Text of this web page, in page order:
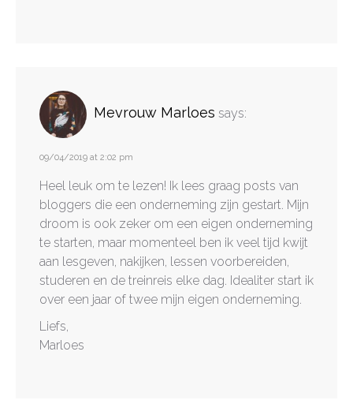
Mevrouw Marloes says:
09/04/2019 at 2:02 pm
Heel leuk om te lezen! Ik lees graag posts van
bloggers die een onderneming zijn gestart. Mijn
droom is ook zeker om een eigen onderneming
te starten, maar momenteel ben ik veel tijd kwijt
aan lesgeven, nakijken, lessen voorbereiden,
studeren en de treinreis elke dag. Idealiter start ik
over een jaar of twee mijn eigen onderneming.
Liefs,
Marloes